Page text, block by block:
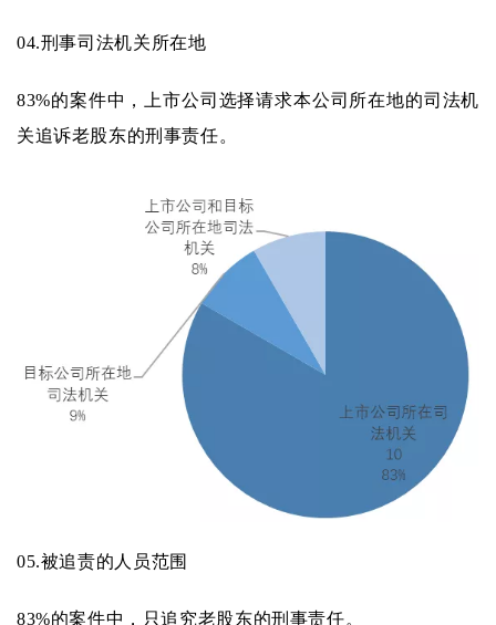
04.刑事司法机关所在地
83%的案件中，上市公司选择请求本公司所在地的司法机
关追诉老股东的刑事责任。
05.被追责的人员范围
83%的案件中，只追究老股东的刑事责任。